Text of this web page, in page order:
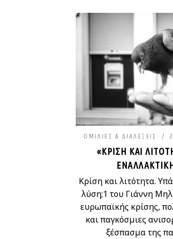
ΟΜΙΛΊΕΣ & ΔΙΑΛΈΞΕΙΣ
«ΚΡΊΣΗ ΚΑΙ
Κρίση και λιτότητα.
λύση;1 του Γιάννη
ευρωπαϊκής κρίσης,
και παγκόσμιες
ξέσπασμα της